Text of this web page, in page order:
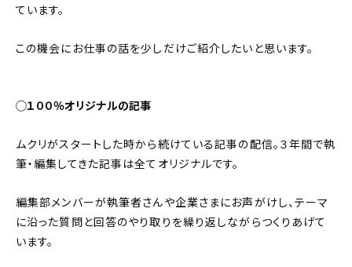
ています。
この機会にお仕事の話を少しだけご紹介したいと思います。
◯１００％オリジナルの記事
ムクリがスタートした時から続けている記事の配信。３年間で執
筆・編集してきた記事は全てオリジナルです。
編集部メンバーが執筆者さんや企業さまにお声がけし、テーマ
に沿った質問と回答のやり取りを繰り返しながらつくりあげて
います。